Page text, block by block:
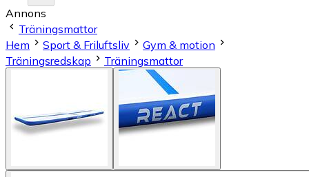
Annons
Träningsmattor
Hem
Sport & Friluftsliv
Gym & motion
Träningsredskap
Träningsmattor